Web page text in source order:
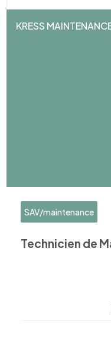
KRESS
SAV/maintenance
Technicien de